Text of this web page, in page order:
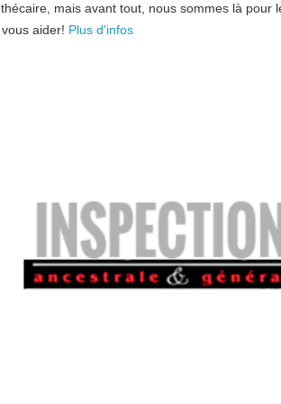
mais avant tout, nous sommes là pour
aider! Plus d'infos